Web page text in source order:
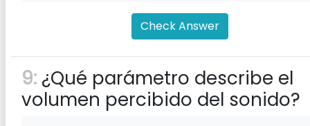
Check Answer
9: ¿Qué parámetro describe el
volumen percibido del sonido?